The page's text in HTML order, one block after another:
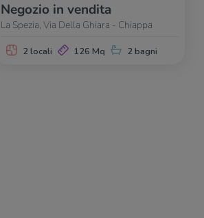
Negozio in vendita
La Spezia, Via Della Ghiara - Chiappa
2 locali 126 Mq 2 bagni